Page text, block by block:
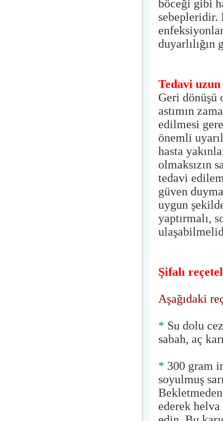
böceği gibi
sebepleridir.
Tedavi
Geri dönüşü
astımın
edilmesi
önemli
hasta
olmaksızın
tedavi
güven
uygun
yaptırmalı,
Şifalı
Aşağıdaki
* Su dolu
sabah, aç
* 300 gram
soyulmuş
ederek helva